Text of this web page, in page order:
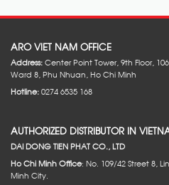
ARO VIET NAM OFFICE
Address:Center Point Tower, 9th Floor,
Ward 8, Phu Nhuan, Ho Chi Minh
Hotline:0274 6535 168
AUTHORIZED DISTRIBUTOR IN
DAI DONG TIEN PHAT CO., LTD
Ho Chi Minh Office: No. 109/42 Street 8,
Minh City.